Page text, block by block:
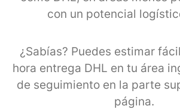
con un potencial
¿Sabías? Puedes estimar
hora entrega DHL en tu área
de seguimiento en la parte
página.